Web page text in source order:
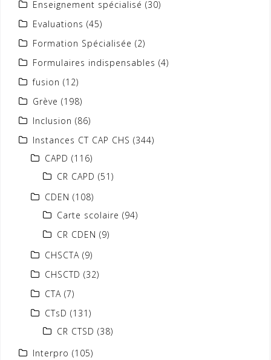
Enseignement spécialisé (30)
Evaluations (45)
Formation Spécialisée (2)
Formulaires indispensables (4)
fusion (12)
Grève (198)
Inclusion (86)
Instances CT CAP CHS (344)
CAPD (116)
CR CAPD (51)
CDEN (108)
Carte scolaire (94)
CR CDEN (9)
CHSCTA (9)
CHSCTD (32)
CTA (7)
CTsD (131)
CR CTSD (38)
Interpro (105)